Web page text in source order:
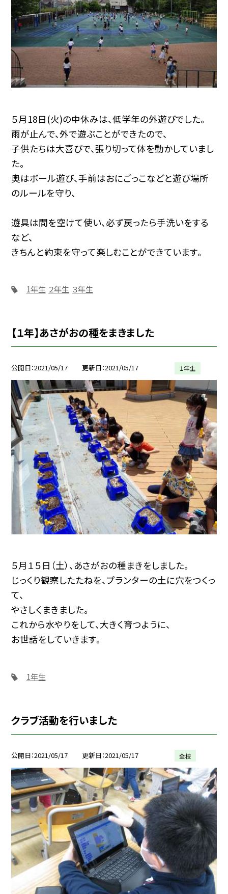
５月18日(火)の中休みは、低学年の外遊びでした。
雨が止んで、外で遊ぶことができたので、
子供たちは大喜びで、張り切って体を動かしていまし
た。
奥はボール遊び、手前はおにごっこなどと遊び場所
のルールを守り、
遊具は間を空けて使い、必ず戻ったら手洗いをする
など、
きちんと約束を守って楽しむことができています。
1年生 ２年生 ３年生
【１年】あさがおの種をまきました
公開日 2021/05/17 更新日 2021/05/17 １年生
５月１５日（土）、あさがおの種まきをしました。
じっくり観察したたねを、プランターの土に穴をつくっ
て、
やさしくまきました。
これから水やりをして、大きく育つように、
お世話をしていきます。
1年生
クラブ活動を行いました
公開日 2021/05/17 更新日 2021/05/17 全校